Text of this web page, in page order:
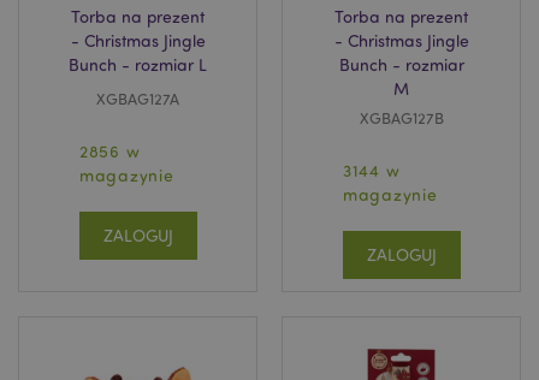
Torba na prezent
- Christmas Jingle
Bunch - rozmiar L
XGBAG127A
2856 w
magazynie
ZALOGUJ
Torba na prezent
- Christmas Jingle
Bunch - rozmiar
M
XGBAG127B
3144 w
magazynie
ZALOGUJ
mage-messages
Adobe Inc.
www.puckator.pl
www.puckator.pl